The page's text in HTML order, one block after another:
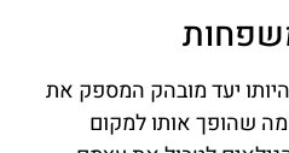
יעד מובהק המספק את
שהופך אותו למקום